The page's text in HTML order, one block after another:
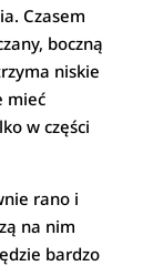
Czasem
boczną
niskie
mieć
w części
rano i
na nim
bardzo